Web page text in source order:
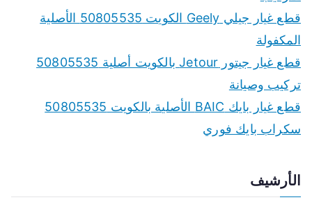
قطع غيار جيلي Geely الكويت 50805535 الأصلية
المكفولة
قطع غيار جيتور Jetour بالكويت أصلية 50805535
تركيب وصيانة
قطع غيار بايك BAIC الأصلية بالكويت 50805535
سكراب بايك فوري
الأرشيف